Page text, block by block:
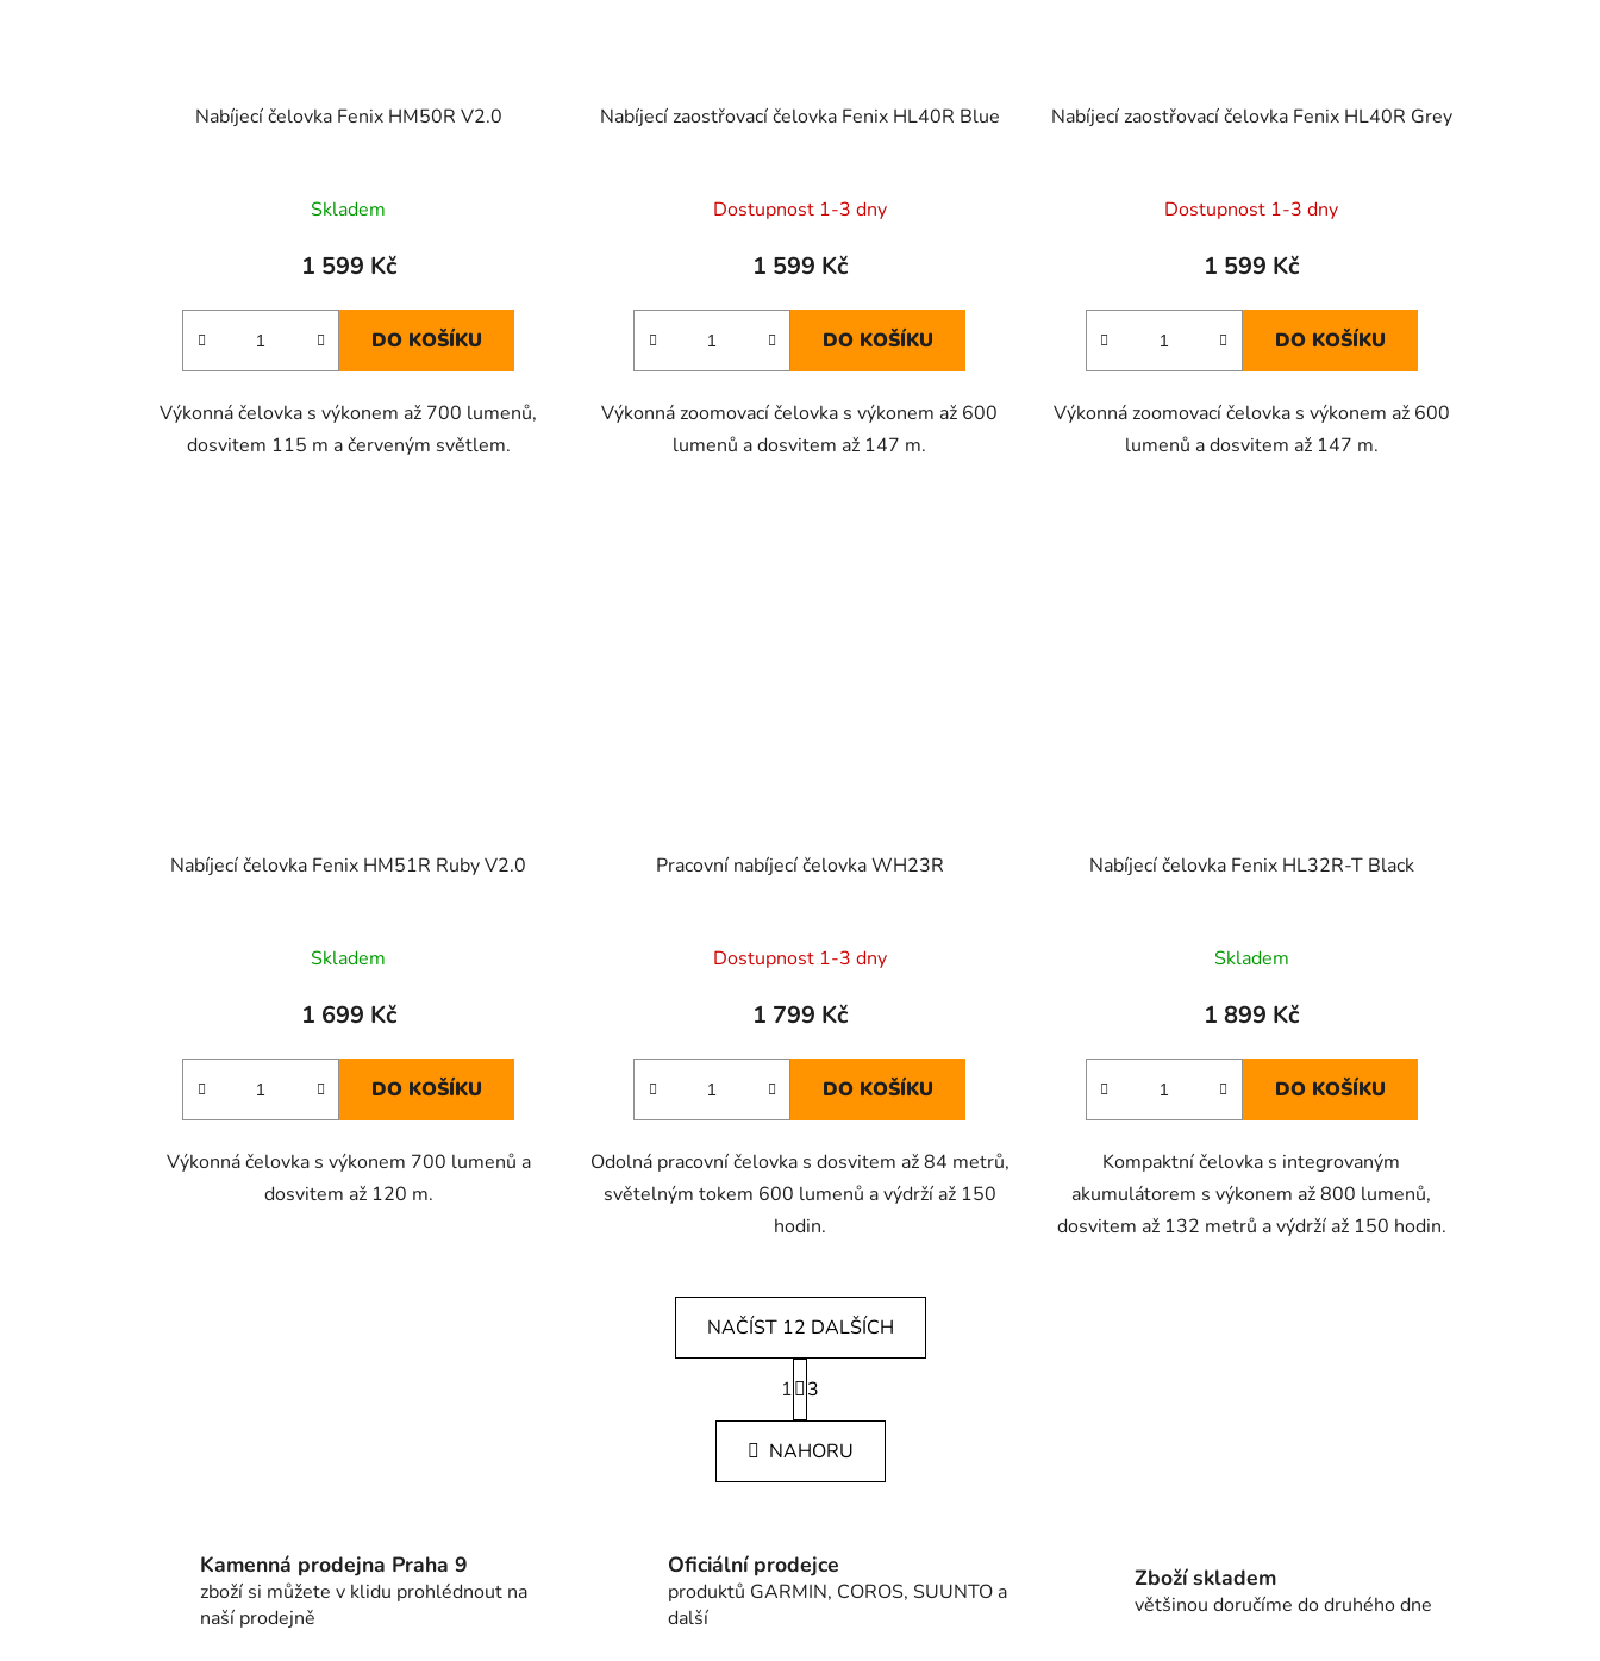
Nabíjecí čelovka Fenix HM50R V2.0
Skladem
1 599 Kč
DO KOŠÍKU
Výkonná čelovka s výkonem až 700 lumenů,
dosvitem 115 m a červeným světlem.
Nabíjecí zaostřovací čelovka Fenix HL40R Blue
Dostupnost 1-3 dny
1 599 Kč
DO KOŠÍKU
Výkonná zoomovací čelovka s výkonem až 600
lumenů a dosvitem až 147 m.
Nabíjecí zaostřovací čelovka Fenix HL40R Grey
Dostupnost 1-3 dny
1 599 Kč
DO KOŠÍKU
Výkonná zoomovací čelovka s výkonem až 600
lumenů a dosvitem až 147 m.
Nabíjecí čelovka Fenix HM51R Ruby V2.0
Skladem
1 699 Kč
DO KOŠÍKU
Výkonná čelovka s výkonem 700 lumenů a
dosvitem až 120 m.
Pracovní nabíjecí čelovka WH23R
Dostupnost 1-3 dny
1 799 Kč
DO KOŠÍKU
Odolná pracovní čelovka s dosvitem až 84 metrů,
světelným tokem 600 lumenů a výdrží až 150
hodin.
Nabíjecí čelovka Fenix HL32R-T Black
Skladem
1 899 Kč
DO KOŠÍKU
Kompaktní čelovka s integrovaným
akumulátorem s výkonem až 800 lumenů,
dosvitem až 132 metrů a výdrží až 150 hodin.
O
v
l
á
c
í
NAČÍST 12 DALŠÍCH
S
t
r
á
n
k
n
í
1 3
NAHORU
Kamenná prodejna Praha 9
zboží si můžete v klidu prohlédnout na
naší prodejně
Oficiální prodejce
produktů GARMIN, COROS, SUUNTO a
další
Zboží skladem
většinou doručíme do druhého dne